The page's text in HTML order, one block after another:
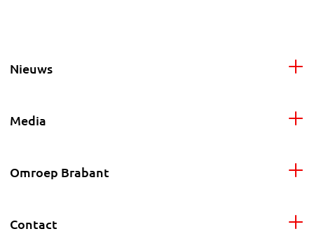
Nieuws
Media
Omroep Brabant
Contact